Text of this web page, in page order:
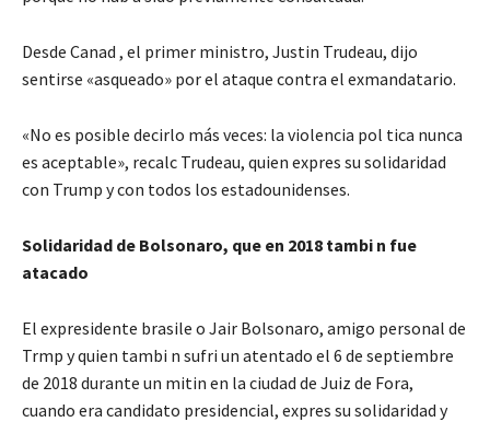
Desde Canad , el primer ministro, Justin Trudeau, dijo
sentirse «asqueado» por el ataque contra el exmandatario.
«No es posible decirlo más veces: la violencia pol tica nunca
es aceptable», recalc Trudeau, quien expres su solidaridad
con Trump y con todos los estadounidenses.
Solidaridad de Bolsonaro, que en 2018 tambi n fue
atacado
El expresidente brasile o Jair Bolsonaro, amigo personal de
Trmp y quien tambi n sufri un atentado el 6 de septiembre
de 2018 durante un mitin en la ciudad de Juiz de Fora,
cuando era candidato presidencial, expres su solidaridad y